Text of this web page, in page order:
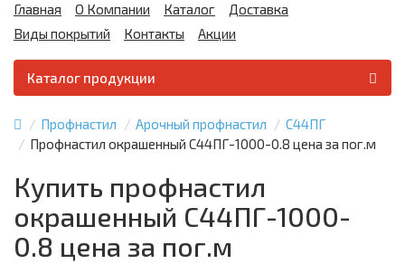
Главная О Компании Каталог
Доставка
Виды покрытий
Контакты Акции
Каталог продукции
Профнастил Арочный профнастил
С44ПГ
Профнастил окрашенный С44ПГ-1000-0.8 цена за пог.м
Купить профнастил
окрашенный С44ПГ-1000-
0.8 цена за пог.м